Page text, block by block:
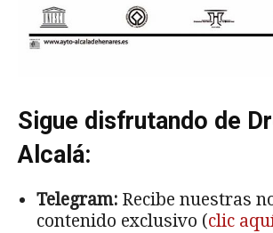
Sigue disfrutando de
Alcalá:
Telegram: Recibe nuestras
contenido exclusivo (clic